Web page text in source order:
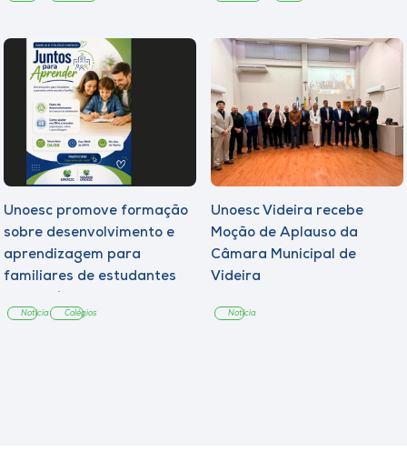
Unoesc promove formação
sobre desenvolvimento e
aprendizagem para
familiares de estudantes
Notícia Colégios
Unoesc Videira recebe
Moção de Aplauso da
Câmara Municipal de
Videira
Notícia